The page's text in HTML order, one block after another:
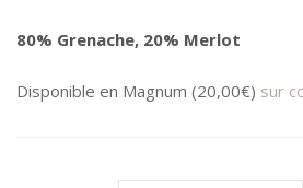
80% Grenache, 20% Merlot
Disponible en Magnum (20,00€) sur